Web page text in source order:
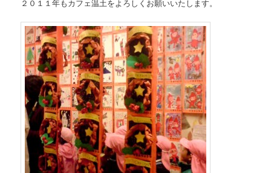
２０１１年もカフェ温土をよろしくお願いいたします。